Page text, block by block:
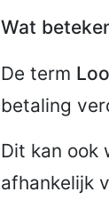
Wat
De term
betaling
Dit kan ook
afhankelijk